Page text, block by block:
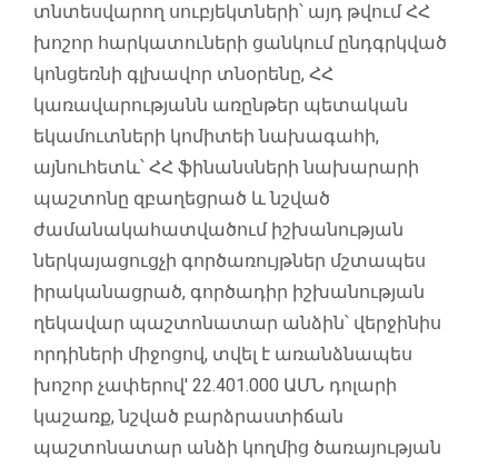
տնտեսվարող սուբյեկտների՝ այդ թվում ՀՀ
խոշոր հարկատուների ցանկում ընդգրկված
կոնցեռնի գլխավոր տնօրենը, ՀՀ
կառավարությանն առընթեր պետական
եկամուտների կոմիտեի նախագահի,
այնուհետև՝ ՀՀ ֆինանսների նախարարի
պաշտոնը զբաղեցրած և նշված
ժամանակահատվածում իշխանության
ներկայացուցչի գործառույթներ մշտապես
իրականացրած, գործադիր իշխանության
ղեկավար պաշտոնատար անձին՝ վերջինիս
որդիների միջոցով, տվել է առանձնապես
խոշոր չափերով' 22.401.000 ԱՄՆ դոլարի
կաշառք, նշված բարձրաստիճան
պաշտոնատար անձի կողմից ծառայության